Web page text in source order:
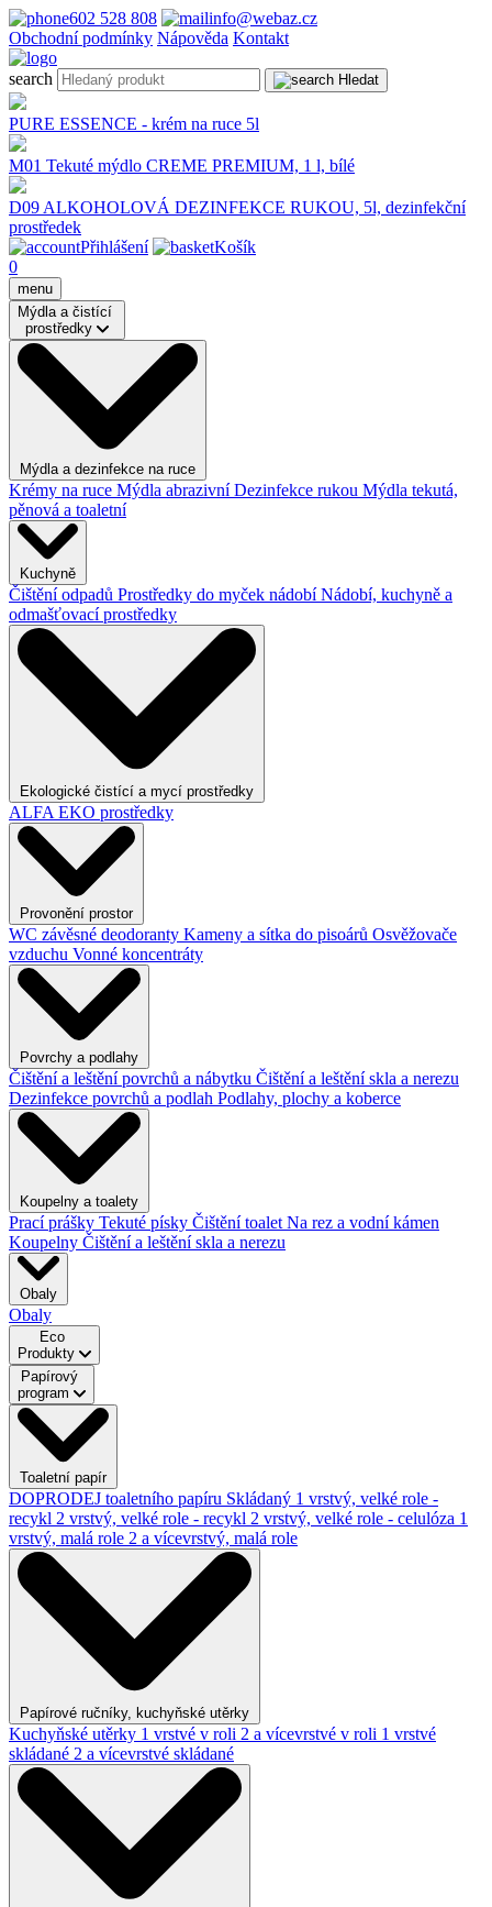
602 528 808
info@webaz.cz
Obchodní podmínky Nápověda Kontakt
search Hledat
PURE ESSENCE - krém na ruce 5l
M01 Tekuté mýdlo CREME PREMIUM, 1 l, bílé
D09 ALKOHOLOVÁ DEZINFEKCE RUKOU, 5l, dezinfekční
prostředek
Přihlášení
Košík
0
menu
Mýdla a čistící
prostředky
Mýdla a dezinfekce na ruce
Krémy na ruce Mýdla abrazivníDezinfekce rukou Mýdla tekutá,
pěnová a toaletní
Kuchyně
Čištění odpadů Prostředky do myček nádobíNádobí, kuchyně a
odmašťovací prostředky
Ekologické čistící a mycí prostředky
ALFA EKO prostředky
Provonění prostor
WC závěsné deodoranty Kameny a sítka do pisoárů Osvěžovače
vzduchu Vonné koncentráty
Povrchy a podlahy
Čištění a leštění povrchů a nábytku Čištění a leštění skla a nerezu
Dezinfekce povrchů a podlah Podlahy, plochy a koberce
Koupelny a toalety
Prací prášky Tekuté písky Čištění toalet Na rez a vodní kámen
Koupelny Čištění a leštění skla a nerezu
Obaly
Obaly
Eco
Produkty
Papírový
program
Toaletní papír
DOPRODEJ toaletního papíru Skládaný 1 vrstvý, velké role -
recykl 2 vrstvý, velké role - recykl 2 vrstvý, velké role - celulóza 1
vrstvý, malá role 2 a vícevrstvý, malá role
Papírové ručníky, kuchyňské utěrky
Kuchyňské utěrky 1 vrstvé v roli 2 a vícevrstvé v roli 1 vrstvé
skládané 2 a vícevrstvé skládané